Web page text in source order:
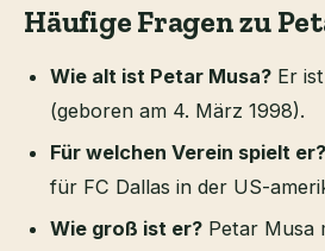
Häufige Fragen zu
Wie alt ist Petar Musa? Er
(geboren am 4. März 1998).
Für welchen Verein spielt er?
für FC Dallas in der US-
Wie groß ist er? Petar Musa